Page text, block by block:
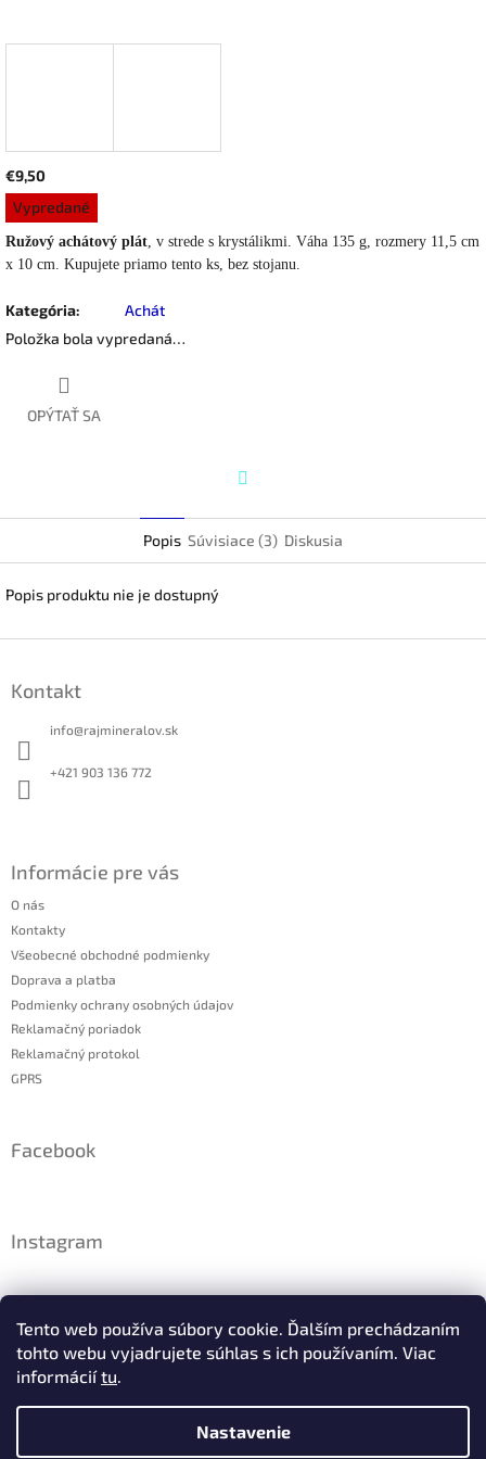
Tento web používa súbory cookie. Ďalším prechádzaním
tohto webu vyjadrujete súhlas s ich používaním. Viac
informáciítu.
Nastavenie
€9,50
Jednotková
cena:
Vypredané
Ružový achátový plát , v strede s krystálikmi. Váha 135 g, rozmery 11,5 cm
x 10 cm. Kupujete priamo tento ks, bez stojanu.
Kategória:
Achát
Položka bola vypredaná…
OPÝTAŤ SA
Popis Súvisiace (3) Diskusia
Popis produktu nie je dostupný
Kontakt
info@rajmineralov.sk
+421 903 136 772
Informácie pre vás
O nás
Kontakty
Všeobecné obchodné podmienky
Doprava a platba
Podmienky ochrany osobných údajov
Reklamačný poriadok
Reklamačný protokol
GPRS
Facebook
Instagram
Sledovať na Instagrame